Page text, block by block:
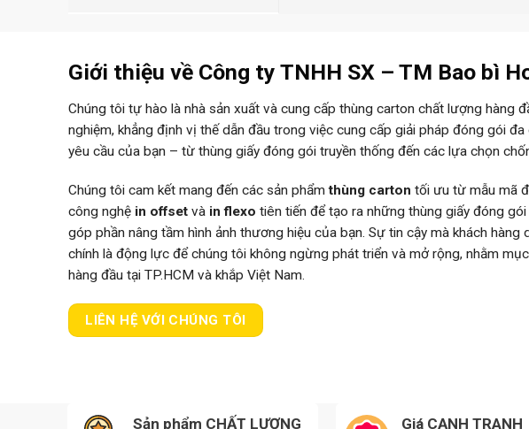
Giới thiệu về Công ty TNHH SX – TM Bao bì
Chúng tôi tự hào là nhà sản xuất và cung cấp thùng carton chất lượng hàng
nghiệm, khẳng định vị thế dẫn đầu trong việc cung cấp giải pháp đóng gói
yêu cầu của bạn – từ thùng giấy đóng gói truyền thống đến các lựa chọn
Chúng tôi cam kết mang đến các sản phẩmthùng carton tối ưu từ mẫu mã
công nghệ in offset và in flexo tiên tiến để tạo ra những thùng giấy đóng
góp phần nâng tầm hình ảnh thương hiệu của bạn. Sự tin cậy mà khách hàng
chính là động lực để chúng tôi không ngừng phát triển và mở rộng, nhằm
hàng đầu tại TP.HCM và khắp Việt Nam.
LIÊN HỆ VỚI CHÚNG TÔI
Sản phẩm CHẤT LƯỢNG Giá CẠNH TRANH